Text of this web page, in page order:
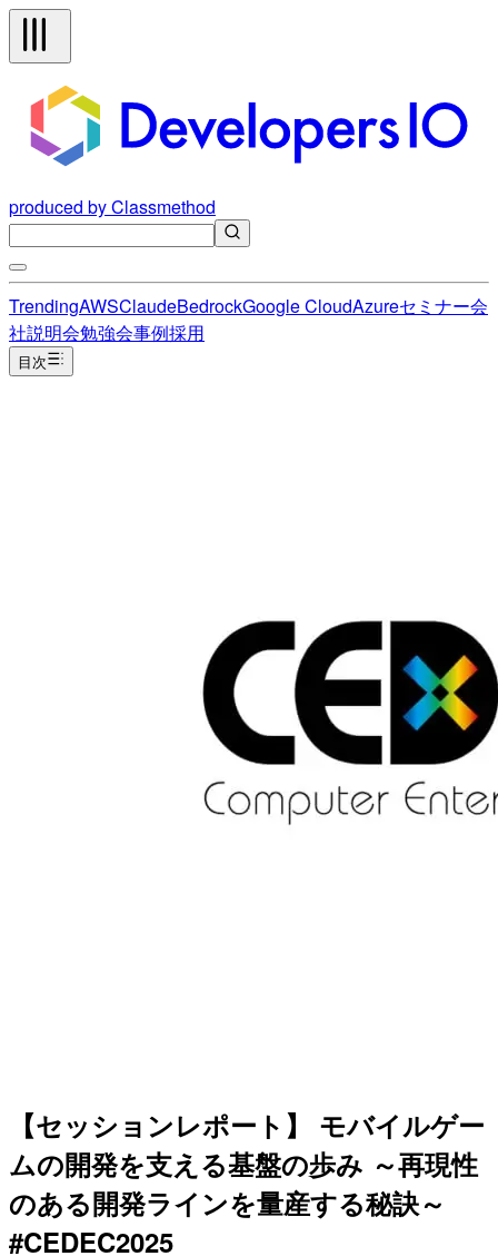
produced by Classmethod
TrendingAWSClaudeBedrockGoogle CloudAzureセミナー会
社説明会勉強会事例採用
目次
【セッションレポート】 モバイルゲー
ムの開発を支える基盤の歩み ～再現性
のある開発ラインを量産する秘訣～
#CEDEC2025